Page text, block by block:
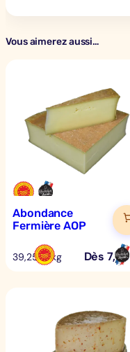
Vous aimerez aussi…
Abondance
Fermière AOP
39,25 €/kg Dès7,85